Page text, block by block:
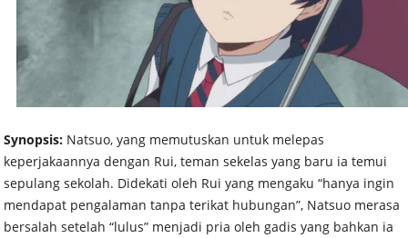
Synopsis: Natsuo, yang memutuskan untuk melepas
keperjakaannya dengan Rui, teman sekelas yang baru ia temui
sepulang sekolah. Didekati oleh Rui yang mengaku “hanya ingin
mendapat pengalaman tanpa terikat hubungan”, Natsuo merasa
bersalah setelah “lulus” menjadi pria oleh gadis yang bahkan ia